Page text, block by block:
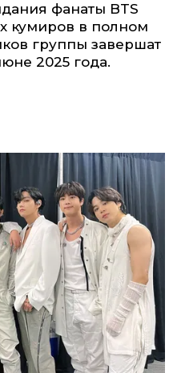
фанаты BTS
кумиров в полном
группы завершат
2025 года.